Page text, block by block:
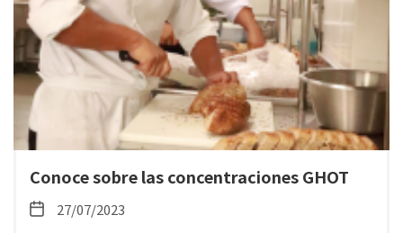
Conoce sobre las concentraciones GHOT
27/07/2023